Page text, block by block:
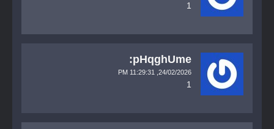
1
pHqghUme:
24/02/2026,
11:29:31 PM
1